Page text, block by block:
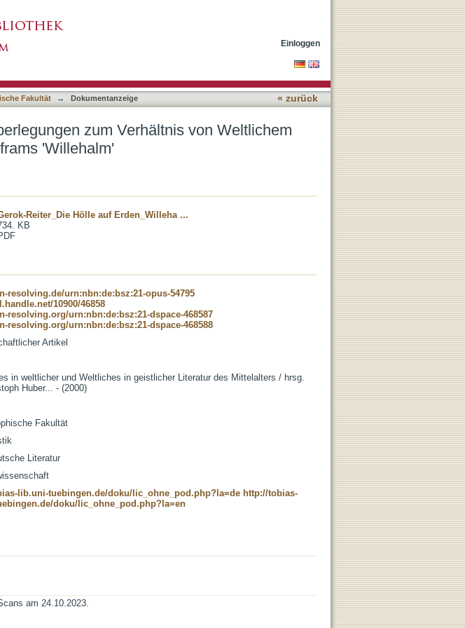
Einloggen
Fakultät → Dokumentanzeige « zurück
zum Verhältnis von Weltlichem
'Willehalm'
Reiter_Die Hölle auf Erden_Willeha ...
KB
resolving.de/urn:nbn:de:bsz:21-opus-54795
10900/46858
resolving.org/urn:nbn:de:bsz:21-dspace-468587
resolving.org/urn:nbn:de:bsz:21-dspace-468588
Artikel
in weltlicher und Weltliches in geistlicher Literatur des Mittelalters / hrsg.
Huber... - (2000)
Fakultät
Literatur
lib.uni-tuebingen.de/doku/lic_ohne_pod.php?la=de http://tobias-
doku/lic_ohne_pod.php?la=en
am 24.10.2023.